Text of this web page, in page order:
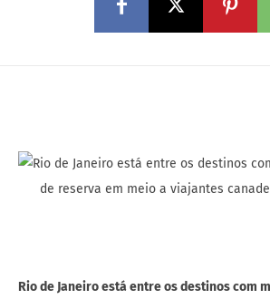
Rio de Janeiro está entre os destinos com